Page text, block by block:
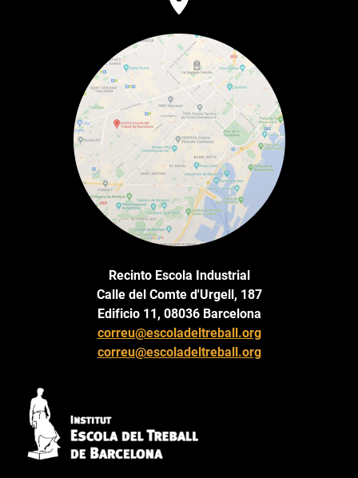
Recinto Escola Industrial
Calle del Comte d'Urgell, 187
Edificio 11, 08036 Barcelona
correu@escoladeltreball.org
correu@escoladeltreball.org